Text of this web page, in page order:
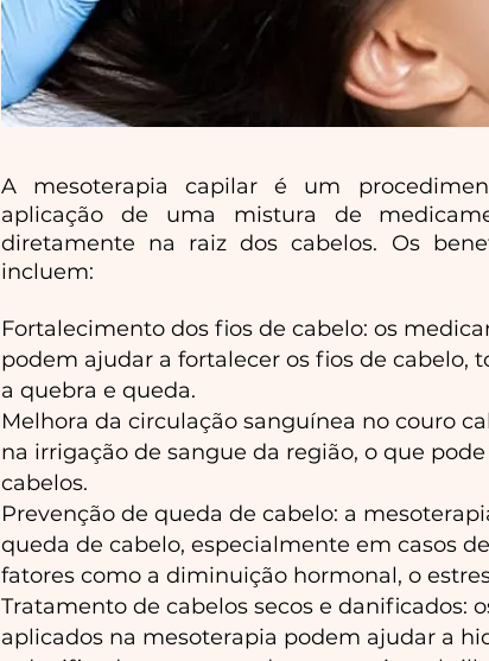
A mesoterapia capilar é um
aplicação de uma mistura de
diretamente na raiz dos cabelos. Os
incluem:
Fortalecimento dos fios de cabelo: os
podem ajudar a fortalecer os fios de cabelo,
a quebra e queda.
Melhora da circulação sanguínea no couro
na irrigação de sangue da região, o que
cabelos.
Prevenção de queda de cabelo: a
queda de cabelo, especialmente em casos
fatores como a diminuição hormonal, o
Tratamento de cabelos secos e danificados:
aplicados na mesoterapia podem ajudar a